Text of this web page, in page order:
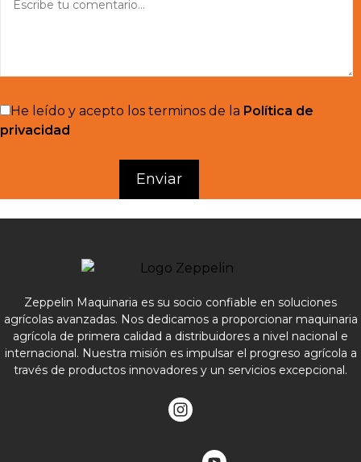
He leído y acepto los terminos de la Política de
privacidad
Zeppelin Maquinaria es su socio confiable en soluciones
agrícolas avanzadas. Nos dedicamos a proporcionar maquinaria
agrícola de primera calidad a distribuidores a nivel nacional e
internacional. Nuestra misión es impulsar el progreso agrícola a
través de productos innovadores y un servicios excepcional.